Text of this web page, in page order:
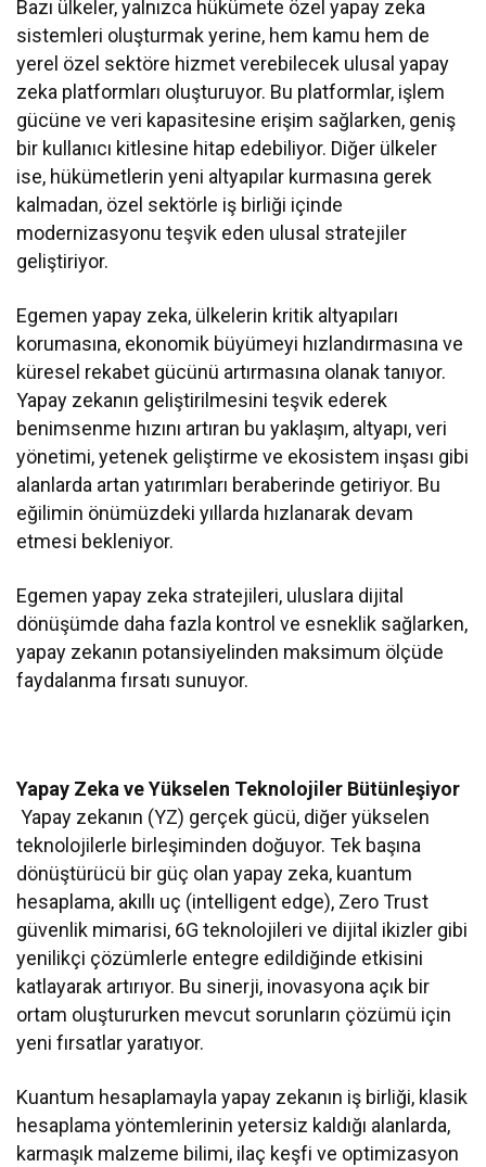
Bazı ülkeler, yalnızca hükümete özel yapay zeka
sistemleri oluşturmak yerine, hem kamu hem de
yerel özel sektöre hizmet verebilecek ulusal yapay
zeka platformları oluşturuyor. Bu platformlar, işlem
gücüne ve veri kapasitesine erişim sağlarken, geniş
bir kullanıcı kitlesine hitap edebiliyor. Diğer ülkeler
ise, hükümetlerin yeni altyapılar kurmasına gerek
kalmadan, özel sektörle iş birliği içinde
modernizasyonu teşvik eden ulusal stratejiler
geliştiriyor.
Egemen yapay zeka, ülkelerin kritik altyapıları
korumasına, ekonomik büyümeyi hızlandırmasına ve
küresel rekabet gücünü artırmasına olanak tanıyor.
Yapay zekanın geliştirilmesini teşvik ederek
benimsenme hızını artıran bu yaklaşım, altyapı, veri
yönetimi, yetenek geliştirme ve ekosistem inşası gibi
alanlarda artan yatırımları beraberinde getiriyor. Bu
eğilimin önümüzdeki yıllarda hızlanarak devam
etmesi bekleniyor.
Egemen yapay zeka stratejileri, uluslara dijital
dönüşümde daha fazla kontrol ve esneklik sağlarken,
yapay zekanın potansiyelinden maksimum ölçüde
faydalanma fırsatı sunuyor.
Yapay Zeka ve Yükselen Teknolojiler Bütünleşiyor
Yapay zekanın (YZ) gerçek gücü, diğer yükselen
teknolojilerle birleşiminden doğuyor. Tek başına
dönüştürücü bir güç olan yapay zeka, kuantum
hesaplama, akıllı uç (intelligent edge), Zero Trust
güvenlik mimarisi, 6G teknolojileri ve dijital ikizler gibi
yenilikçi çözümlerle entegre edildiğinde etkisini
katlayarak artırıyor. Bu sinerji, inovasyona açık bir
ortam oluştururken mevcut sorunların çözümü için
yeni fırsatlar yaratıyor.
Kuantum hesaplamayla yapay zekanın iş birliği, klasik
hesaplama yöntemlerinin yetersiz kaldığı alanlarda,
karmaşık malzeme bilimi, ilaç keşfi ve optimizasyon